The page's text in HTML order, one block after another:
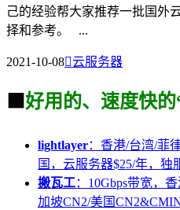
己的经验帮大家推荐一批国外
择和参考。 ...
2021-10-08云服务器
🟩 好用的、速度快的
lightlayer：香港/台湾/菲
国，云服务器$25/年，独
搬瓦工：10Gbps带宽，
加坡CN2/美国